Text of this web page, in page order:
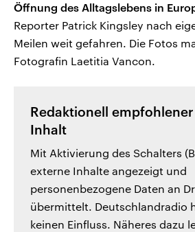
Öffnung des Alltagslebens in
Reporter Patrick Kingsley nach
Meilen weit gefahren. Die Fotos
Fotografin Laetitia Vancon.
Redaktionell
Inhalt
Mit Aktivierung des Schalters
externe Inhalte angezeigt und
personenbezogene Daten an
übermittelt. Deutschlandradio
keinen Einfluss. Näheres dazu